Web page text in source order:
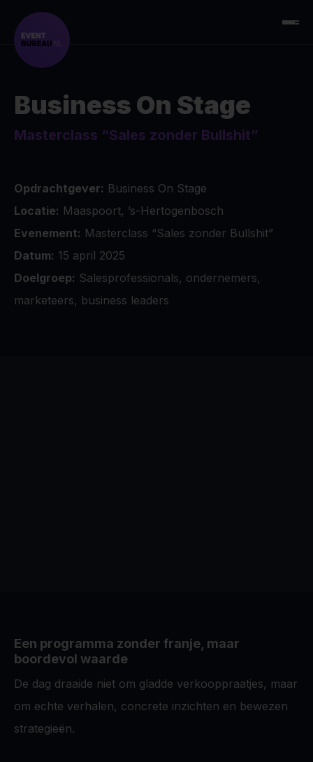
Business On Stage
Masterclass “Sales zonder Bullshit”
Opdrachtgever: Business On Stage
Locatie: Maaspoort, ’s-Hertogenbosch
Evenement: Masterclass “Sales zonder Bullshit”
Datum: 15 april 2025
Doelgroep: Salesprofessionals, ondernemers,
marketeers, business leaders
Een programma zonder franje, maar
boordevol waarde
De dag draaide niet om gladde verkooppraatjes, maar
om echte verhalen, concrete inzichten en bewezen
strategieën.